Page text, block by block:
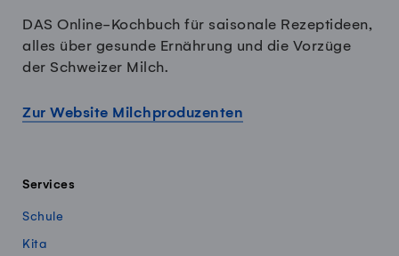
DAS Online-Kochbuch für saisonale Rezeptideen,
alles über gesunde Ernährung und die Vorzüge
der Schweizer Milch.
Zur Website Milchproduzenten
Services
Schule
Kita